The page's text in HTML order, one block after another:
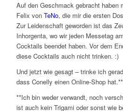
Auf den Geschmack gebracht haben
Felix von TeNo, die mir die ersten
Zur Leidenschaft geworden ist das
Inhorgenta, wo wir jeden Messetag
Cocktails beendet haben. Vor dem
diese Cocktails auch nicht trinken. :)
Und jetzt wie gesagt – trinke ich
dass Conelly einen Online-Shop
**Ich bin weder verwandt, noch
ist auch kein Trigami oder sonst wie